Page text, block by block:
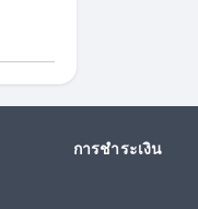
การชำระเงิน